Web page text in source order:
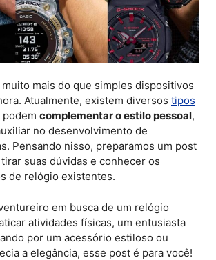
mais do que simples dispositivos
Atualmente, existem diversos tipos
podem complementar o estilo pessoal,
no desenvolvimento de
Pensando nisso, preparamos um post
suas dúvidas e conhecer os
de relógio existentes.
em busca de um relógio
atividades físicas, um entusiasta
por um acessório estiloso ou
a elegância, esse post é para você!